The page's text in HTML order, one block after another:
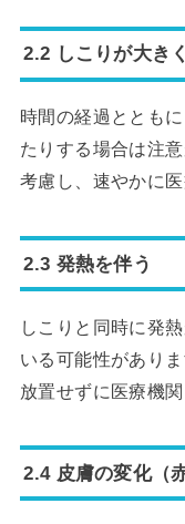
2.2 しこりが大き
時間の経過ととも
たりする場合は注
考慮し、速やかに
2.3 発熱を伴う
しこりと同時に発
いる可能性があり
放置せずに医療機
2.4 皮膚の変化（